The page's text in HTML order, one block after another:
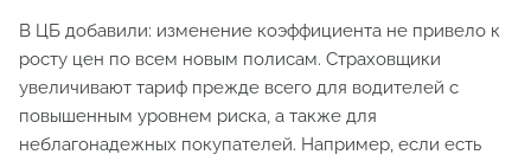
В ЦБ добавили: изменение коэффициента не привело к
росту цен по всем новым полисам. Страховщики
увеличивают тариф прежде всего для водителей с
повышенным уровнем риска, а также для
неблагонадежных покупателей. Например, если есть